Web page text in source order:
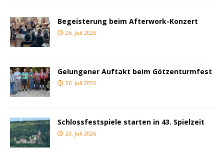
Begeisterung beim Afterwork-Konzert
26. Juli 2026
Gelungener Auftakt beim Götzenturmfest
26. Juli 2026
Schlossfestspiele starten in 43. Spielzeit
23. Juli 2026